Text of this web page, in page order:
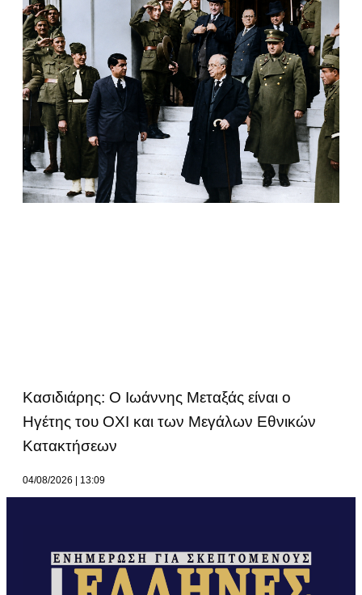
Κασιδιάρης: Ο Ιωάννης Μεταξάς είναι ο
Ηγέτης του ΟΧΙ και των Μεγάλων Εθνικών
Κατακτήσεων
04/08/2026 13:09